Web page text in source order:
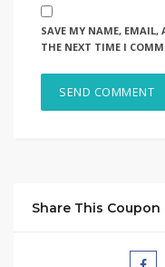
SAVE MY NAME, EMAIL,
THE NEXT TIME I
Share This Coupon